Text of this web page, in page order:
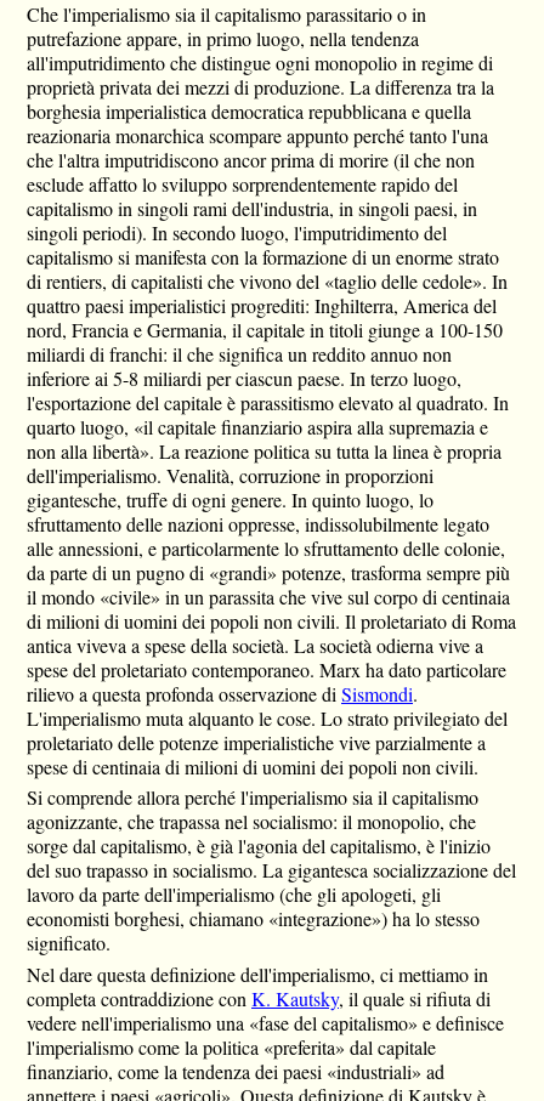
Che l'imperialismo sia il capitalismo parassitario o in
putrefazione appare, in primo luogo, nella tendenza
all'imputridimento che distingue ogni monopolio in regime di
proprietà privata dei mezzi di produzione. La differenza tra la
borghesia imperialistica democratica repubblicana e quella
reazionaria monarchica scompare appunto perché tanto l'una
che l'altra imputridiscono ancor prima di morire (il che non
esclude affatto lo sviluppo sorprendentemente rapido del
capitalismo in singoli rami dell'industria, in singoli paesi, in
singoli periodi). In secondo luogo, l'imputridimento del
capitalismo si manifesta con la formazione di un enorme strato
di rentiers, di capitalisti che vivono del «taglio delle cedole». In
quattro paesi imperialistici progrediti: Inghilterra, America del
nord, Francia e Germania, il capitale in titoli giunge a 100-150
miliardi di franchi: il che significa un reddito annuo non
inferiore ai 5-8 miliardi per ciascun paese. In terzo luogo,
l'esportazione del capitale è parassitismo elevato al quadrato. In
quarto luogo, «il capitale finanziario aspira alla supremazia e
non alla libertà». La reazione politica su tutta la linea è propria
dell'imperialismo. Venalità, corruzione in proporzioni
gigantesche, truffe di ogni genere. In quinto luogo, lo
sfruttamento delle nazioni oppresse, indissolubilmente legato
alle annessioni, e particolarmente lo sfruttamento delle colonie,
da parte di un pugno di «grandi» potenze, trasforma sempre più
il mondo «civile» in un parassita che vive sul corpo di centinaia
di milioni di uomini dei popoli non civili. Il proletariato di Roma
antica viveva a spese della società. La società odierna vive a
spese del proletariato contemporaneo. Marx ha dato particolare
rilievo a questa profonda osservazione diSismondi.
L'imperialismo muta alquanto le cose. Lo strato privilegiato del
proletariato delle potenze imperialistiche vive parzialmente a
spese di centinaia di milioni di uomini dei popoli non civili.
Si comprende allora perché l'imperialismo sia il capitalismo
agonizzante, che trapassa nel socialismo: il monopolio, che
sorge dal capitalismo, è già l'agonia del capitalismo, è l'inizio
del suo trapasso in socialismo. La gigantesca socializzazione del
lavoro da parte dell'imperialismo (che gli apologeti, gli
economisti borghesi, chiamano «integrazione») ha lo stesso
significato.
Nel dare questa definizione dell'imperialismo, ci mettiamo in
completa contraddizione conK. Kautsky, il quale si rifiuta di
vedere nell'imperialismo una «fase del capitalismo» e definisce
l'imperialismo come la politica «preferita» dal capitale
finanziario, come la tendenza dei paesi «industriali» ad
annettere i paesi «agricoli». Questa definizione di Kautsky è